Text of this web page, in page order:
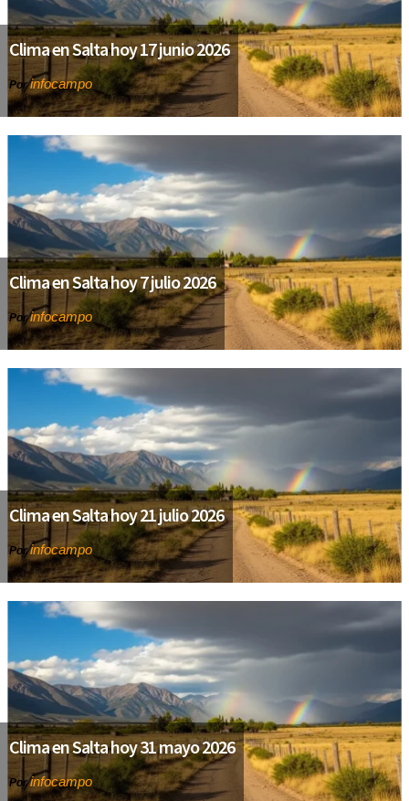
Clima en Salta hoy 17 junio 2026
Porinfocampo
Clima en Salta hoy 7 julio 2026
Porinfocampo
Clima en Salta hoy 21 julio 2026
Porinfocampo
Clima en Salta hoy 31 mayo 2026
Porinfocampo